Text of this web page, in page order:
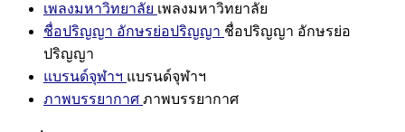
เพลงมหาวิทยาลัย เพลงมหาวิทยาลัย
ชื่อปริญญา อักษรย่อปริญญา ชื่อปริญญา อักษรย่อ
ปริญญา
แบรนด์จุฬาฯ แบรนด์จุฬาฯ
ภาพบรรยากาศ ภาพบรรยากาศ